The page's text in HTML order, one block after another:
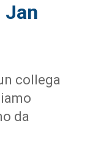
collega
da